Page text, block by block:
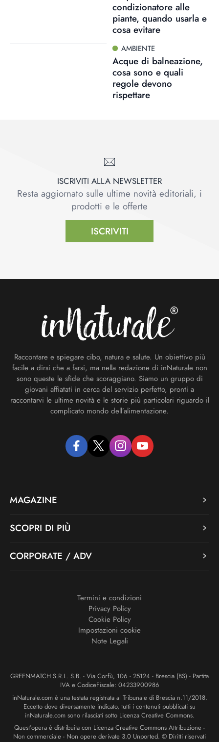
condizionatore alle
piante, quando usarla e
cosa evitare
AMBIENTE
Acque di balneazione,
cosa sono e quali
regole devono
rispettare
ISCRIVITI ALLA NEWSLETTER
Resta aggiornato sulle ultime novità editoriali, i
prodotti e le offerte
ISCRIVITI
Raccontare e spiegare cibo, natura e salute. Un obiettivo più
facile a dirsi che a farsi, ma nella redazione di inNaturale non
sono queste le sfide che scoraggiano. Siamo un gruppo di
giovani affiatati in cerca del servizio perfetto, pronti a
raccontarvi le ultime novità e le storie più particolari riguardo il
complicato mondo dell’alimentazione.
facebooktwitter instagramyoutube
MAGAZINE
SCOPRI DI PIÙ
CORPORATE / ADV
Termini e condizioni
Privacy Policy
Cookie Policy
Impostazioni cookie
Note Legali
GREENMATCH S.R.L. S.B. - Via Corfù, 106 - 25124 - Brescia (BS) - Partita
IVA e CodiceFiscale: 04233900986
inNaturale.com è una testata registrata al Tribunale di Brescia n.11/2018.
Eccetto dove diversamente indicato, tutti i contenuti pubblicati su
inNaturale.com sono rilasciati sotto Licenza Creative Commons.
Quest’opera è distribuita con Licenza Creative Commons Attribuzione -
Non commerciale - Non opere derivate 3.0 Unported. © Diritti riservati